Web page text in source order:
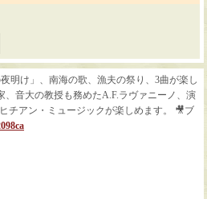
明け」、南海の歌、漁夫の祭り、3曲が楽し
音大の教授も務めたA.F.ラヴァニーノ、演
チアン・ミュージックが楽しめます。 🎥ブ